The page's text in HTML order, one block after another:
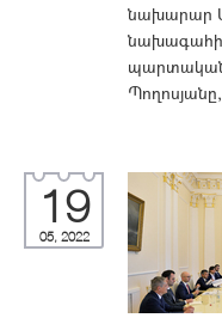
նախարար
19
05, 2022